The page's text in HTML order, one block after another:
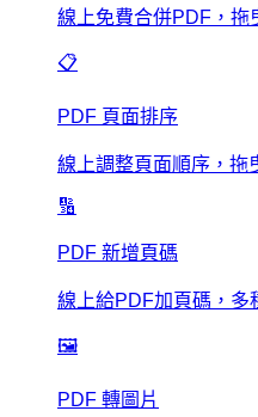
線上免費合併PDF，拖
📋
PDF 頁面排序
線上調整頁面順序，拖
🔢
PDF 新增頁碼
線上給PDF加頁碼，多
🖼️
PDF 轉圖片